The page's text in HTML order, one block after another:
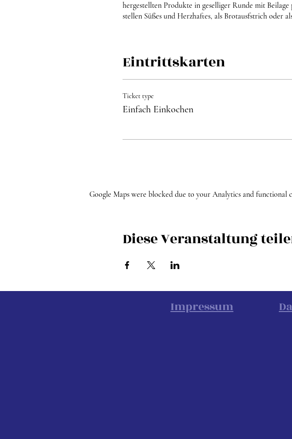
hergestellten Produkte in geselliger Runde mit
stellen Süßes und Herzhaftes, als Brotausfstrich oder
Kosten: 79,- €
Eintrittskarten
Ticket type
Einfach Einkochen
Google Maps were blocked due to your Analytics and functional
Diese Veranstaltung
Impressum